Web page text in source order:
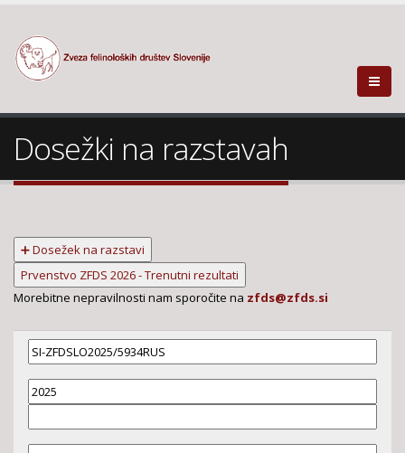
Dosežki na razstavah
➕ Dosežek na razstavi
Prvenstvo ZFDS 2026 - Trenutni rezultati
Morebitne nepravilnosti nam sporočite na zfds@zfds.si